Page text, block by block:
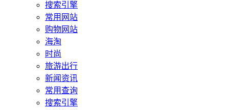
搜索引擎
常用网站
购物网站
海淘
时尚
旅游出行
新闻资讯
常用查询
搜索引擎